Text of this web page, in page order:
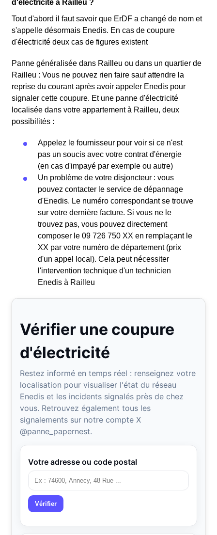
d'électricité à Railleu ?
Tout d'abord il faut savoir que ErDF a changé de nom et
s'appelle désormais Enedis. En cas de coupure
d'électricité deux cas de figures existent
Panne généralisée dans Railleu ou dans un quartier de
Railleu : Vous ne pouvez rien faire sauf attendre la
reprise du courant après avoir appeler Enedis pour
signaler cette coupure. Et une panne d'électricité
localisée dans votre appartement à Railleu, deux
possibilités :
Appelez le fournisseur pour voir si ce n'est
pas un soucis avec votre contrat d'énergie
(en cas d'impayé par exemple ou autre)
Un problème de votre disjoncteur : vous
pouvez contacter le service de dépannage
d'Enedis. Le numéro correspondant se trouve
sur votre dernière facture. Si vous ne le
trouvez pas, vous pouvez directement
composer le 09 726 750 XX en remplaçant le
XX par votre numéro de département (prix
d'un appel local). Cela peut nécessiter
l'intervention technique d'un technicien
Enedis à Railleu